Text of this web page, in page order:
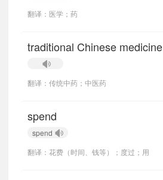
翻译：医学；药
traditional Chinese medicine
翻译：传统中药；中医药
spend
spend
翻译：花费（时间、钱等）；度过；用